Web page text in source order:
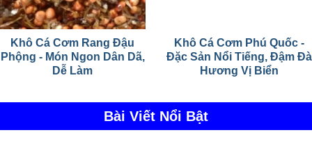
Khô Cá Cơm Rang Đậu
Phộng - Món Ngon Dân Dã,
Dễ Làm
Khô Cá Cơm Phú Quốc -
Đặc Sản Nổi Tiếng, Đậm Đà
Hương Vị Biển
Bài Viết Nổi Bật